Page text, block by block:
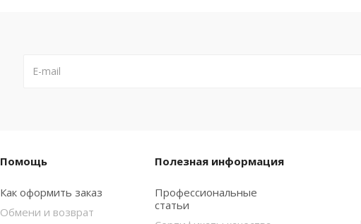
Помощь
Как оформить заказ
Обмени и возврат
Полезная информация
Профессиональные
статьи